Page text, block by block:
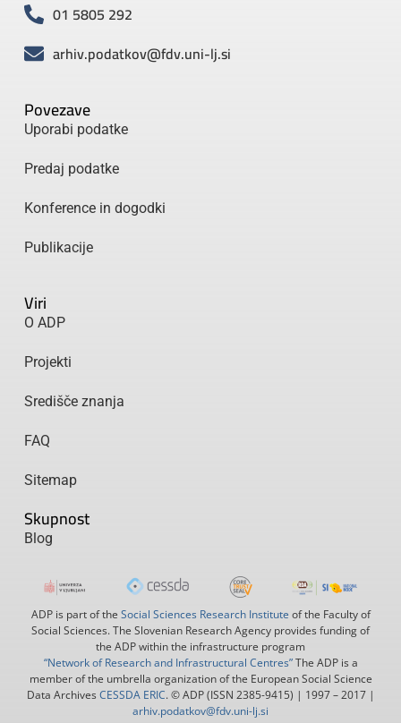
Povezave
Uporabi podatke
Predaj podatke
Konference in dogodki
Publikacije
Viri
O ADP
Projekti
Središče znanja
FAQ
Sitemap
Skupnost
Blog
01 5805 292
arhiv.podatkov@fdv.uni-lj.si
ADP is part of the Social Sciences Research Institute of the Faculty of
Social Sciences. The Slovenian Research Agency provides funding of
the ADP within the infrastructure program
“Network of Research and Infrastructural Centres”The ADP is a
member of the umbrella organization of the European Social Science
Data Archives CESSDA ERIC. © ADP (ISSN 2385-9415) | 1997 – 2017 |
arhiv.podatkov@fdv.uni-lj.si